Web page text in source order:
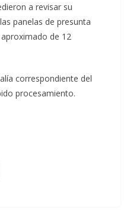
a revisar su
panelas de presunta
de 12
correspondiente del
procesamiento.